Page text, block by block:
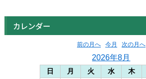
カレンダー
前の月へ 今月 次の月へ
2026年8月
日 月 火 水 木